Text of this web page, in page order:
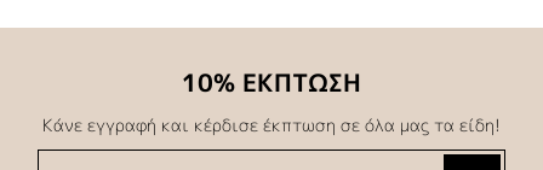
10% ΕΚΠΤΩΣΗ
Κάνε εγγραφή και κέρδισε έκπτωση σε όλα μας τα είδη!